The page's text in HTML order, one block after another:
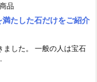
品
たした石だけをご紹介
ました。 一般の人は宝石